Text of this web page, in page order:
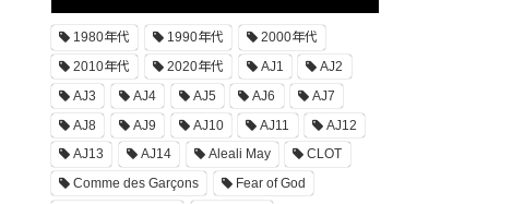
1980年代 1990年代
2000年代
2010年代
2020年代 AJ1
AJ2
AJ3
AJ4 AJ5 AJ6
AJ7
AJ8
AJ9 AJ10 AJ11
AJ12
AJ13
AJ14 Aleali May
CLOT
Comme des Garçons
Fear of God